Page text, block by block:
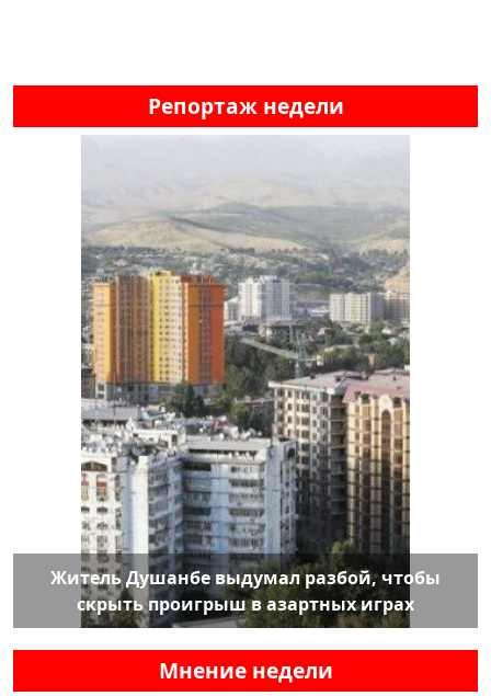
Репортаж недели
Житель Душанбе выдумал разбой, чтобы
скрыть проигрыш в азартных играх
Мнение недели